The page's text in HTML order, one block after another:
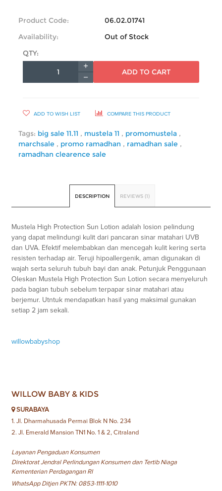
Product Code:
06.02.01741
Availability:
Out of Stock
QTY:
ADD TO CART
ADD TO WISH LIST COMPARE THIS PRODUCT
Tags: big sale 11.11 , mustela 11 , promomustela ,
marchsale , promo ramadhan , ramadhan sale ,
ramadhan clearence sale
DESCRIPTION REVIEWS (1)
Mustela High Protection Sun Lotion adalah losion pelindung
yang dapat melindungi kulit dari pancaran sinar matahari UVB
dan UVA. Efektif melembabkan dan mencegah kulit kering serta
resisten terhadap air. Teruji hipoallergenik, aman digunakan di
wajah serta seluruh tubuh bayi dan anak. Petunjuk Penggunaan
Oleskan Mustela High Protection Sun Lotion secara menyeluruh
pada bagian tubuh sebelum terpapar sinar matahari atau
berjemur. Utntuk mendapatkan hasil yang maksimal gunakan
setiap 2 jam sekali.
willowbabyshop
WILLOW BABY & KIDS
SURABAYA
1. Jl. Dharmahusada Permai Blok N No. 234
2. Jl. Emerald Mansion TN1 No. 1 & 2, Citraland
Layanan Pengaduan Konsumen
Direktorat Jendral Perlindungan Konsumen dan Tertib Niaga
Kementerian Perdagangan RI
WhatsApp Ditjen PKTN: 0853-1111-1010